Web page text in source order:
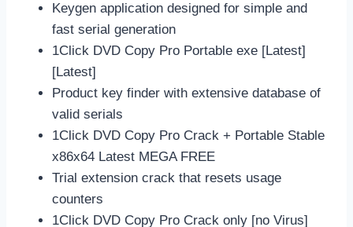
Keygen application designed for simple and
fast serial generation
1Click DVD Copy Pro Portable exe [Latest]
[Latest]
Product key finder with extensive database of
valid serials
1Click DVD Copy Pro Crack + Portable Stable
x86x64 Latest MEGA FREE
Trial extension crack that resets usage
counters
1Click DVD Copy Pro Crack only [no Virus]